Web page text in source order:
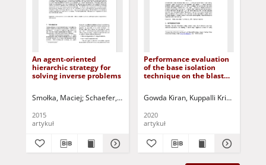
An agent-oriented
hierarchic strategy for
solving inverse problems
Smołka, Maciej Schaefer, Robert Paszyński, Maciej Pardo, David
2015
artykuł
Performance evaluation
of the base isolation
technique on the blast
Gowda Kiran, Kuppalli Krishne
2020
artykuł